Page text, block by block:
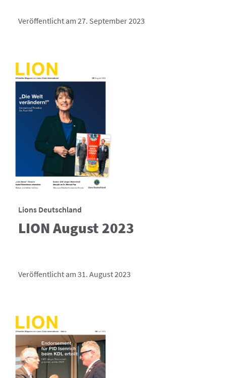
Veröffentlicht am 27. September 2023
Lions Deutschland
LION August 2023
Veröffentlicht am 31. August 2023